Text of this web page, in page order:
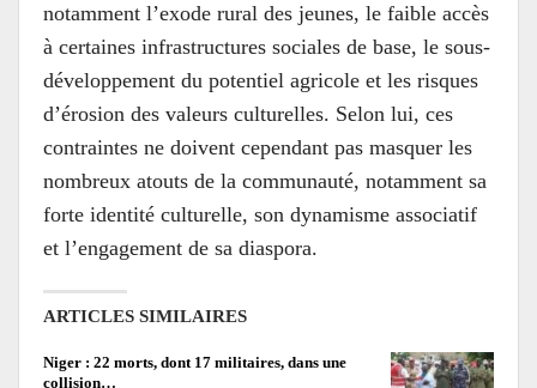
notamment l’exode rural des jeunes, le faible accès
à certaines infrastructures sociales de base, le sous-
développement du potentiel agricole et les risques
d’érosion des valeurs culturelles. Selon lui, ces
contraintes ne doivent cependant pas masquer les
nombreux atouts de la communauté, notamment sa
forte identité culturelle, son dynamisme associatif
et l’engagement de sa diaspora.
ARTICLES SIMILAIRES
Niger : 22 morts, dont 17 militaires, dans une
collision…